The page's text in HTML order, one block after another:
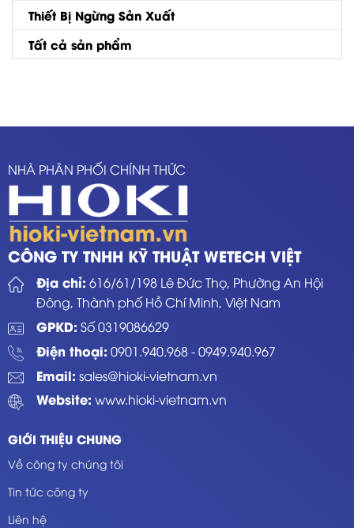
Thiết Bị Ngừng Sản Xuất
Tất cả sản phẩm
NHÀ PHÂN PHỐI CHÍNH THỨC
CÔNG TY TNHH KỸ THUẬT WETECH VIỆT
Địa chỉ: 616/61/198 Lê Đức Thọ, Phường An Hội
Đông, Thành phố Hồ Chí Minh, Việt Nam
GPKD: Số 0319086629
Điện thoại: 0901.940.968-0949.940.967
Email: sales@hioki-vietnam.vn
Website: www.hioki-vietnam.vn
GIỚI THIỆU CHUNG
Về công ty chúng tôi
Tin tức công ty
Liên hệ